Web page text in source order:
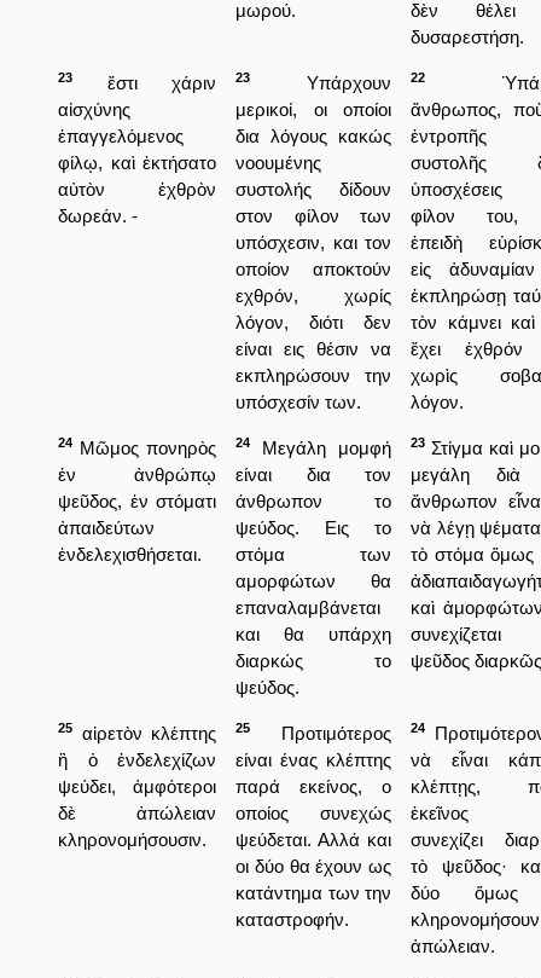
μωρού.
δὲν θέλει
δυσαρεστήση.
23
ἔστι χάριν
αἰσχύνης
ἐπαγγελόμενος
φίλῳ, καὶ ἐκτήσατο
αὐτὸν ἐχθρὸν
δωρεάν. -
23
Υπάρχουν
μερικοί, οι οποίοι
δια λόγους κακώς
νοουμένης
συστολής δίδουν
στον φίλον των
υπόσχεσιν, και τον
οποίον αποκτούν
εχθρόν, χωρίς
λόγον, διότι δεν
είναι εις θέσιν να
εκπληρώσουν την
υπόσχεσίν των.
22
ἄνθρωπος,
ἐντροπῆς
συστολῆς
ὑποσχέσεις
φίλον του,
ἐπειδὴ
εἰς
ἐκπληρώσῃ
τὸν κάμνει
ἔχει ἐχθρόν
χωρὶς
λόγον.
24 Μῶμος πονηρὸς
ἐν ἀνθρώπῳ
ψεῦδος, ἐν στόματι
ἀπαιδεύτων
ἐνδελεχισθήσεται.
24
Μεγάλη μομφή
είναι δια τον
άνθρωπον το
ψεύδος. Εις το
στόμα των
αμορφώτων θα
επαναλαμβάνεται
και θα υπάρχη
διαρκώς το
ψεύδος.
23 Στίγμα καὶ
μεγάλη διὰ
ἄνθρωπον
νὰ λέγῃ
τὸ στόμα ὅμως
καὶ
ψεῦδος
25
αἱρετὸν κλέπτης
ἢ ὁ ἐνδελεχίζων
ψεύδει, ἀμφότεροι
δὲ ἀπώλειαν
κληρονομήσουσιν.
25
Προτιμότερος
είναι ένας κλέπτης
παρά εκείνος, ο
οποίος συνεχώς
ψεύδεται. Αλλά και
οι δύο θα έχουν ως
κατάντημα των την
καταστροφήν.
24
νὰ εἶναι
κλέπτῃς,
ἐκεῖνος
συνεχίζει
τὸ ψεῦδος·
δύο ὅμως
ἀπώλειαν.